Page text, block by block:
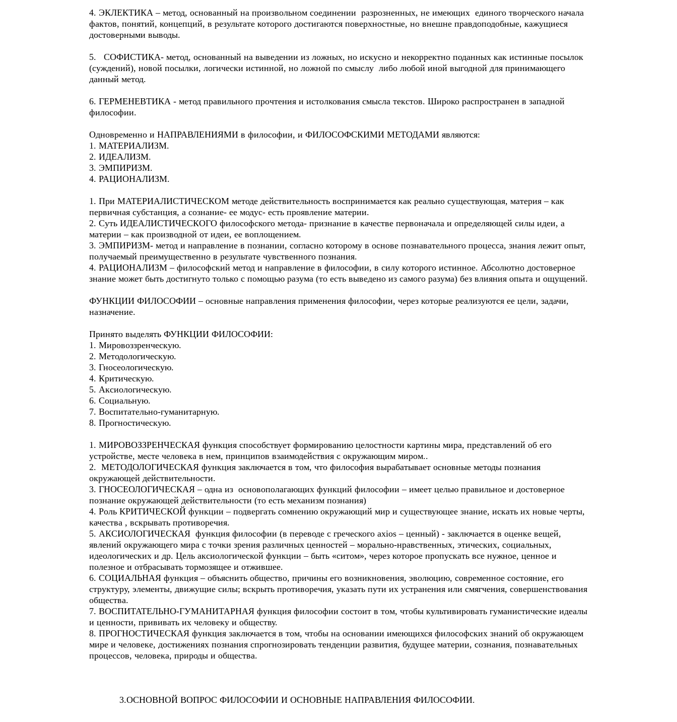
4. ЭКЛЕКТИКА – метод, основанный на произвольном соединении разрозненных, не имеющих единого творческого начала
фактов, понятий, концепций, в результате которого достигаются поверхностные, но внешне правдоподобные, кажущиеся
достоверными выводы.
5. СОФИСТИКА- метод, основанный на выведении из ложных, но искусно и некорректно поданных как истинные посылок
(суждений), новой посылки, логически истинной, но ложной по смыслу либо любой иной выгодной для принимающего
данный метод.
6. ГЕРМЕНЕВТИКА - метод правильного прочтения и истолкования смысла текстов. Широко распространен в западной
философии.
Одновременно и НАПРАВЛЕНИЯМИ в философии, и ФИЛОСОФСКИМИ МЕТОДАМИ являются:
1. МАТЕРИАЛИЗМ.
2. ИДЕАЛИЗМ.
3. ЭМПИРИЗМ.
4. РАЦИОНАЛИЗМ.
1. При МАТЕРИАЛИСТИЧЕСКОМ методе действительность воспринимается как реально существующая, материя – как
первичная субстанция, а сознание- ее модус- есть проявление материи.
2. Суть ИДЕАЛИСТИЧЕСКОГО философского метода- признание в качестве первоначала и определяющей силы идеи, а
материи – как производной от идеи, ее воплощением.
3. ЭМПИРИЗМ- метод и направление в познании, согласно которому в основе познавательного процесса, знания лежит опыт,
получаемый преимущественно в результате чувственного познания.
4. РАЦИОНАЛИЗМ – философский метод и направление в философии, в силу которого истинное. Абсолютно достоверное
знание может быть достигнуто только с помощью разума (то есть выведено из самого разума) без влияния опыта и ощущений.
ФУНКЦИИ ФИЛОСОФИИ – основные направления применения философии, через которые реализуются ее цели, задачи,
назначение.
Принято выделять ФУНКЦИИ ФИЛОСОФИИ:
1. Мировоззренческую.
2. Методологическую.
3. Гносеологическую.
4. Критическую.
5. Аксиологическую.
6. Социальную.
7. Воспитательно-гуманитарную.
8. Прогностическую.
1. МИРОВОЗЗРЕНЧЕСКАЯ функция способствует формированию целостности картины мира, представлений об его
устройстве, месте человека в нем, принципов взаимодействия с окружающим миром..
2. МЕТОДОЛОГИЧЕСКАЯ функция заключается в том, что философия вырабатывает основные методы познания
окружающей действительности.
3. ГНОСЕОЛОГИЧЕСКАЯ – одна из основополагающих функций философии – имеет целью правильное и достоверное
познание окружающей действительности (то есть механизм познания)
4. Роль КРИТИЧЕСКОЙ функции – подвергать сомнению окружающий мир и существующее знание, искать их новые черты,
качества , вскрывать противоречия.
5. АКСИОЛОГИЧЕСКАЯ функция философии (в переводе с греческого axios – ценный) - заключается в оценке вещей,
явлений окружающего мира с точки зрения различных ценностей – морально-нравственных, этических, социальных,
идеологических и др. Цель аксиологической функции – быть «ситом», через которое пропускать все нужное, ценное и
полезное и отбрасывать тормозящее и отжившее.
6. СОЦИАЛЬНАЯ функция – объяснить общество, причины его возникновения, эволюцию, современное состояние, его
структуру, элементы, движущие силы; вскрыть противоречия, указать пути их устранения или смягчения, совершенствования
общества.
7. ВОСПИТАТЕЛЬНО-ГУМАНИТАРНАЯ функция философии состоит в том, чтобы культивировать гуманистические идеалы
и ценности, прививать их человеку и обществу.
8. ПРОГНОСТИЧЕСКАЯ функция заключается в том, чтобы на основании имеющихся философских знаний об окружающем
мире и человеке, достижениях познания спрогнозировать тенденции развития, будущее материи, сознания, познавательных
процессов, человека, природы и общества.
3.ОСНОВНОЙ ВОПРОС ФИЛОСОФИИ И ОСНОВНЫЕ НАПРАВЛЕНИЯ ФИЛОСОФИИ.